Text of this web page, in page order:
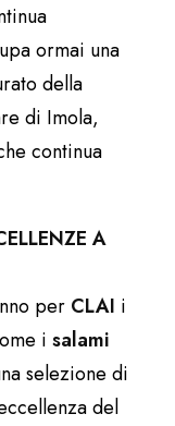
ormai una
della
di Imola,
continua
A
per CLAI i
i salami
selezione di
del